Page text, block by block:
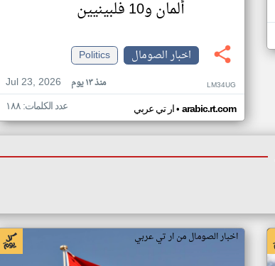
ألمان و10 فلبينيين
اخبار الصومال
Politics
Jul 23, 2026
منذ ١٣ يوم LM34UG
ار تي عربي• arabic.rt.com عدد الكلمات: ١٨٨
اخبار الصومال من ار تي عربي